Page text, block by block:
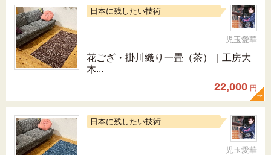
日本に残したい技術
児玉愛華
花ござ・掛川織り一畳（茶）｜工房大
木...
22,000 円
日本に残したい技術
児玉愛華